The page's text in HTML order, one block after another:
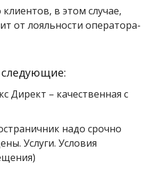
в этом случае,
от лояльности оператора-
Директ – качественная с
надо срочно
Услуги. Условия